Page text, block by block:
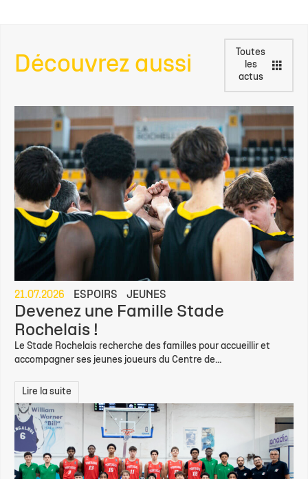
Découvrez aussi
Toutes
les
actus
21.07.2026 ESPOIRS JEUNES
Devenez une Famille Stade
Rochelais !
Le Stade Rochelais recherche des familles pour accueillir et
accompagner ses jeunes joueurs du Centre de...
Lire la suite